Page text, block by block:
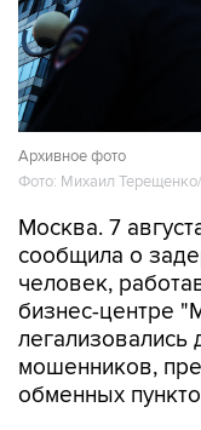
Архивное фото
Фото: Михаил
Москва. 7
сообщила о
человек,
бизнес-центре
мошенников,
обменных